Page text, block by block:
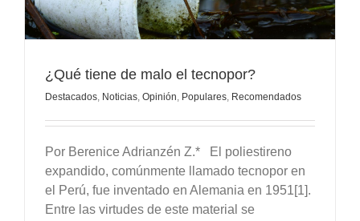
¿Qué tiene de malo el tecnopor?
Destacados, Noticias, Opinión, Populares, Recomendados
Por Berenice Adrianzén Z.* El poliestireno
expandido, comúnmente llamado tecnopor en
el Perú, fue inventado en Alemania en 1951[1].
Entre las virtudes de este material se